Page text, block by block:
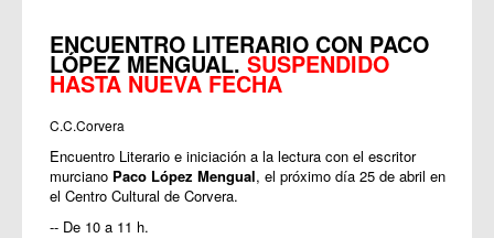
ENCUENTRO LITERARIO CON PACO
LÓPEZ MENGUAL.SUSPENDIDO
HASTA NUEVA FECHA
C.C.Corvera
Encuentro Literario e iniciación a la lectura con el escritor
murciano Paco López Mengual, el próximo día 25 de abril en
el Centro Cultural de Corvera.
-- De 10 a 11 h.